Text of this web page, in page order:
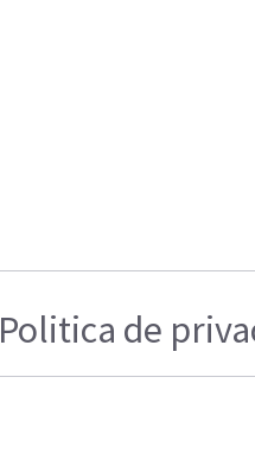
Politica de